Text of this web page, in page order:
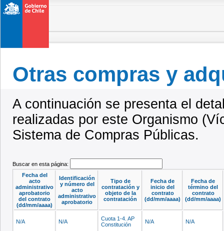
Otras compras y
A continuación se presenta el
realizadas por este Organismo
Sistema de Compras Públicas.
Buscar en esta página:
Fecha del
acto
administrativo
aprobatorio
del contrato
(dd/mm/aaaa)
Identificación
y número del
acto
administrativo
aprobatorio
Tipo de
contratación y
objeto de la
contratación
Fecha de
inicio del
contrato
(dd/mm/aaaa)
Fecha de
término del
contrato
(dd/mm/aaaa)
N/A N/A
Cuota 1-4. AP
Constitución
N/A N/A